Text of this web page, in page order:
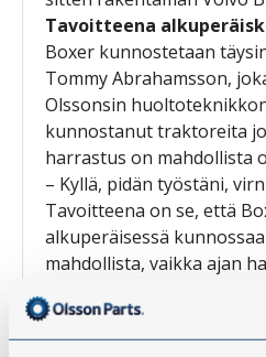
Tavoitteena
Boxer kunnostetaan
Tommy Abrahamsson,
Olssonsin
kunnostanut traktoreita
harrastus on mahdollista
– Kyllä, pidän työstäni,
Tavoitteena on se, että
alkuperäisessä
mahdollista, vaikka ajan
kovin. Kun koko traktori
että joitain osia, kuten
olisi vaikea pelastaa.